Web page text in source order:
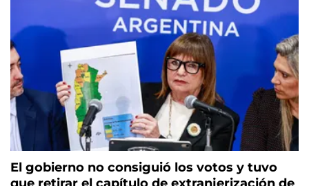
El gobierno no consiguió los votos y tuvo